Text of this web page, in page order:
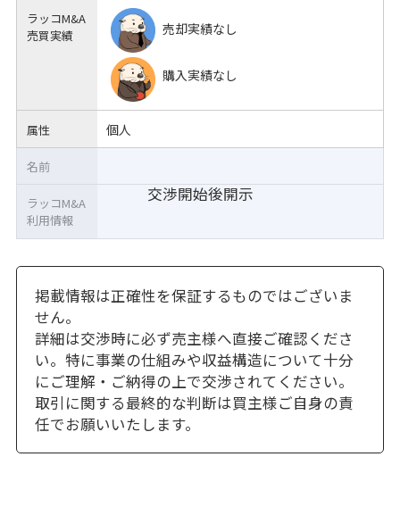
ラッコM&A
売買実績
売却実績なし
購入実績なし
属性 個人
交渉開始後開示
名前
ラッコM&A
利用情報
掲載情報は正確性を保証するものではございま
せん。
詳細は交渉時に必ず売主様へ直接ご確認くださ
い。特に事業の仕組みや収益構造について十分
にご理解・ご納得の上で交渉されてください。
取引に関する最終的な判断は買主様ご自身の責
任でお願いいたします。